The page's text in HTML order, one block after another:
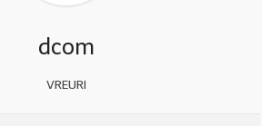
dcom
VREURI